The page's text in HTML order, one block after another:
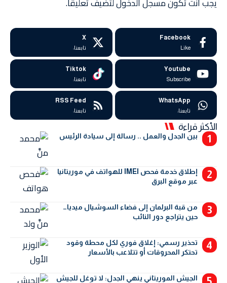
Facebook
Like
X
تابعنا:
Youtube
Subscribe
Tiktok
تابعنا:
WhatsApp
تابعنا:
RSS Feed
تابعنا:
الأكثر قراءة
بين الجدل والعمل .. رسالة إلى سيادة الرئيس
إطلاق خدمة فحص IMEI للهواتف في موريتانيا
عبر موقع البرق
من قبة البرلمان إلى فضاء السوشيال ميديا…
حين يتراجع دور النائب
تحذير رسمي: إغلاق فوري لكل محطة وقود
تحتكر المحروقات أو تتلاعب بالأسعار
الجيش الموريتاني ينهي الجدل: لا توغل للجيش